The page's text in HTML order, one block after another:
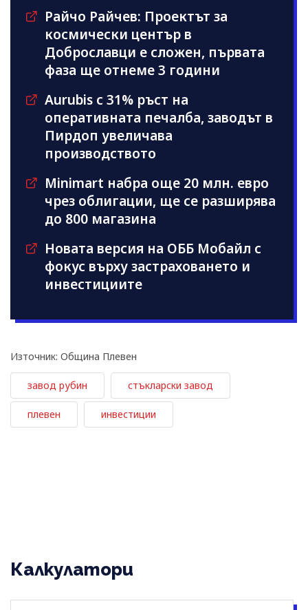
Райчо Райчев: Проектът за
космически център в
Доброславци е сложен, първата
фаза ще отнеме 3 години
Aurubis с 31% ръст на
оперативната печалба, заводът в
Пирдоп увеличава
производството
Minimart набра още 20 млн. евро
чрез облигации, ще се разширява
до 800 магазина
Новата версия на ОББ Мобайл с
фокус върху застраховането и
инвестициите
Източник: Община Плевен
завод рубин стъкларски завод
плевен инвестиции
Калкулатори